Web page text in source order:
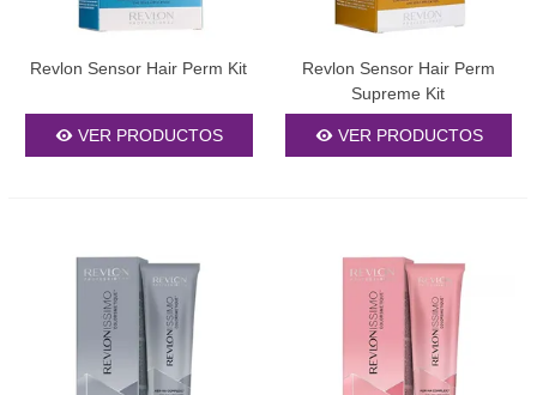
Brillantes
vibrantes como rosas, azules eléctricos, verdes esmeralda y
púrpuras profundos transforman tu cabello en una verdadera
obra de arte. Estos tintes especializados requieren un proceso de
inconfundible.
Decolorantes y Productos de
Preparación
decolorantes son esenciales para lograr tonos claros y
Revlon Sensor Hair Perm Kit
VER PRODUCTOS
Revlon Sensor Hair Perm
Supreme Kit
VER PRODUCTOS